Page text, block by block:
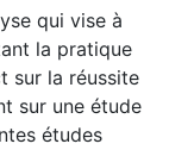
qui vise à
la pratique
sur la réussite
sur une étude
études